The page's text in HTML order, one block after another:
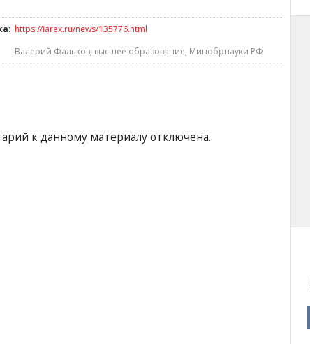
https://iarex.ru/news/135776.html
Валерий Фальков, высшее образование, Минобрнауки РФ
к данному материалу отключена.